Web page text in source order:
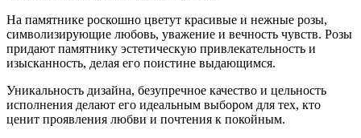
На памятнике роскошно цветут красивые и нежные розы,
символизирующие любовь, уважение и вечность чувств. Розы
придают памятнику эстетическую привлекательность и
изысканность, делая его поистине выдающимся.
Уникальность дизайна, безупречное качество и цельность
исполнения делают его идеальным выбором для тех, кто
ценит проявления любви и почтения к покойным.